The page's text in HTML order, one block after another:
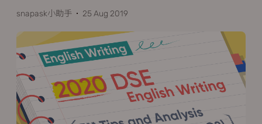
snapask小助手 25 Aug 2019